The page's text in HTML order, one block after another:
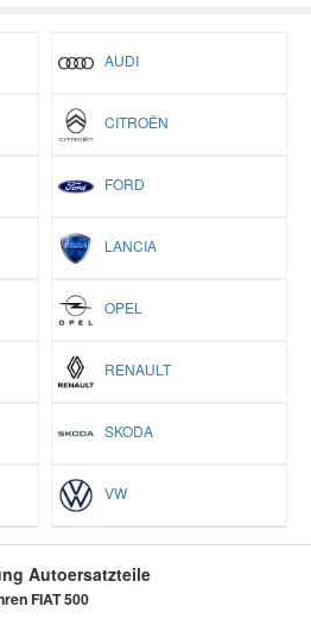
AUDI
CITROËN
FORD
LANCIA
OPEL
RENAULT
SKODA
VW
Autoersatzteile
FIAT 500